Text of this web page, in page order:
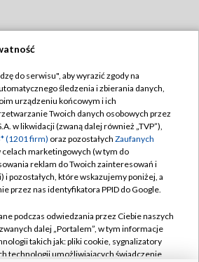
TVP
TVP
Cyfrowa
Regulamin TVP
prywatności
Moje zgody
Pomoc
Kontakt
do serwisu", aby wyrazić zgody na
śledzenia i zbierania danych,
urządzeniu końcowym i ich
Twoich danych osobowych przez
w likwidacji (zwaną dalej również „TVP”),
(1201 firm) oraz pozostałych Zaufanych
celach marketingowych (w tym do
reklam do Twoich zainteresowań i
pozostałych, które wskazujemy poniżej, a
przez nas identyfikatora PPID do Google.
podczas odwiedzania przez Ciebie naszych
zwanych dalej „Portalem”, w tym informacje
takich jak: pliki cookie, sygnalizatory
technologii umożliwiających świadczenie